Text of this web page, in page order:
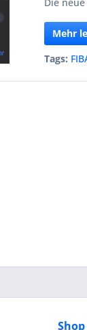
Mehr
Tags: